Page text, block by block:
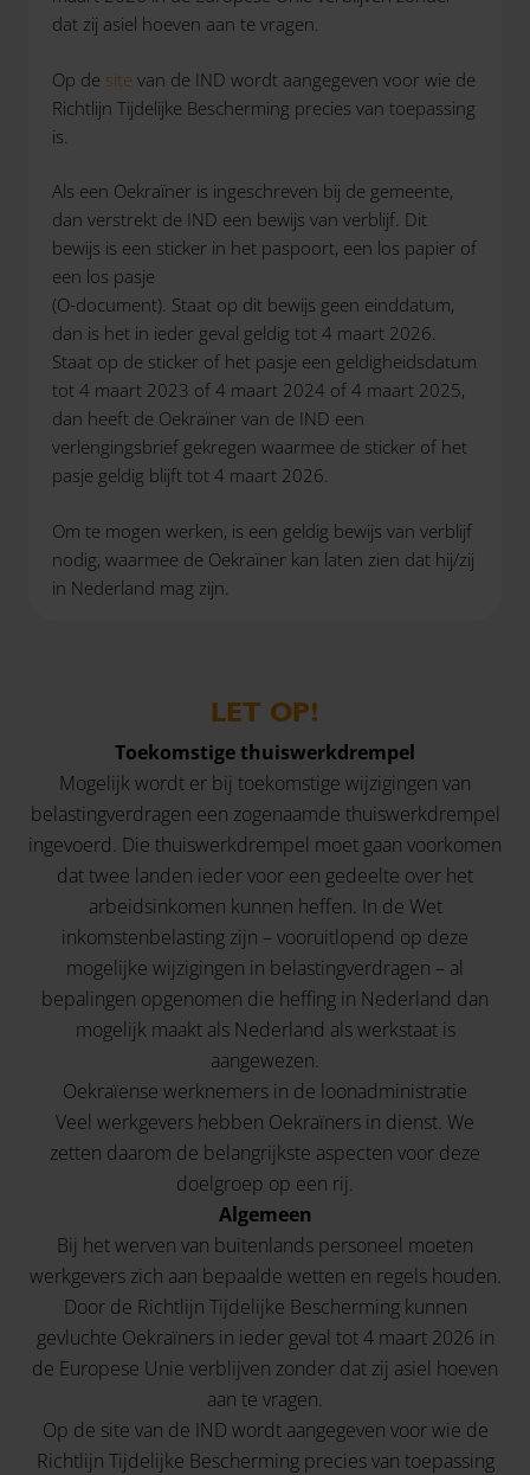
dat zij asiel hoeven aan te vragen.
Op de site van de IND wordt aangegeven voor wie de
Richtlijn Tijdelijke Bescherming precies van toepassing
is.
Als een Oekraïner is ingeschreven bij de gemeente,
dan verstrekt de IND een bewijs van verblijf. Dit
bewijs is een sticker in het paspoort, een los papier of
een los pasje
(O-document). Staat op dit bewijs geen einddatum,
dan is het in ieder geval geldig tot 4 maart 2026.
Staat op de sticker of het pasje een geldigheidsdatum
tot 4 maart 2023 of 4 maart 2024 of 4 maart 2025,
dan heeft de Oekraïner van de IND een
verlengingsbrief gekregen waarmee de sticker of het
pasje geldig blijft tot 4 maart 2026.
Om te mogen werken, is een geldig bewijs van verblijf
nodig, waarmee de Oekraïner kan laten zien dat hij/zij
in Nederland mag zijn.
LET OP!
Toekomstige thuiswerkdrempel
Mogelijk wordt er bij toekomstige wijzigingen van
belastingverdragen een zogenaamde thuiswerkdrempel
ingevoerd. Die thuiswerkdrempel moet gaan voorkomen
dat twee landen ieder voor een gedeelte over het
arbeidsinkomen kunnen heffen. In de Wet
inkomstenbelasting zijn – vooruitlopend op deze
mogelijke wijzigingen in belastingverdragen – al
bepalingen opgenomen die heffing in Nederland dan
mogelijk maakt als Nederland als werkstaat is
aangewezen.
Oekraïense werknemers in de loonadministratie
Veel werkgevers hebben Oekraïners in dienst. We
zetten daarom de belangrijkste aspecten voor deze
doelgroep op een rij.
Algemeen
Bij het werven van buitenlands personeel moeten
werkgevers zich aan bepaalde wetten en regels houden.
Door de Richtlijn Tijdelijke Bescherming kunnen
gevluchte Oekraïners in ieder geval tot 4 maart 2026 in
de Europese Unie verblijven zonder dat zij asiel hoeven
aan te vragen.
Op de site van de IND wordt aangegeven voor wie de
Richtlijn Tijdelijke Bescherming precies van toepassing